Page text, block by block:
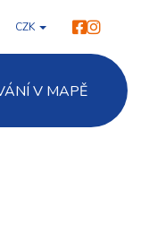
CZK
V MAPĚ